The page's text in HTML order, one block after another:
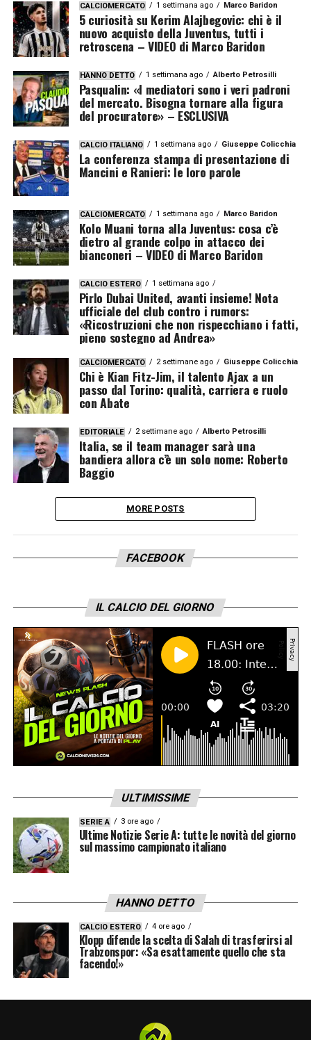
CALCIOMERCATO 1 settimana ago Marco Baridon
5 curiosità su Kerim Alajbegovic: chi è il
nuovo acquisto della Juventus, tutti i
retroscena – VIDEO di Marco Baridon
HANNO DETTO 1 settimana ago Alberto Petrosilli
Pasqualin: «I mediatori sono i veri padroni
del mercato. Bisogna tornare alla figura
del procuratore» – ESCLUSIVA
CALCIO ITALIANO 1 settimana ago Giuseppe Colicchia
La conferenza stampa di presentazione di
Mancini e Ranieri: le loro parole
CALCIOMERCATO 1 settimana ago Marco Baridon
Kolo Muani torna alla Juventus: cosa c’è
dietro al grande colpo in attacco dei
bianconeri – VIDEO di Marco Baridon
CALCIO ESTERO 1 settimana ago
Pirlo Dubai United, avanti insieme! Nota
ufficiale del club contro i rumors:
«Ricostruzioni che non rispecchiano i fatti,
pieno sostegno ad Andrea»
CALCIOMERCATO 2 settimane ago Giuseppe Colicchia
Chi è Kian Fitz-Jim, il talento Ajax a un
passo dal Torino: qualità, carriera e ruolo
con Abate
EDITORIALE 2 settimane ago Alberto Petrosilli
Italia, se il team manager sarà una
bandiera allora c’è un solo nome: Roberto
Baggio
MORE POSTS
FACEBOOK
IL CALCIO DEL GIORNO
ULTIMISSIME
SERIE A 3 ore ago
Ultime Notizie Serie A: tutte le novità del giorno
sul massimo campionato italiano
HANNO DETTO
CALCIO ESTERO 4 ore ago
Klopp difende la scelta di Salah di trasferirsi al
Trabzonspor: «Sa esattamente quello che sta
facendo!»